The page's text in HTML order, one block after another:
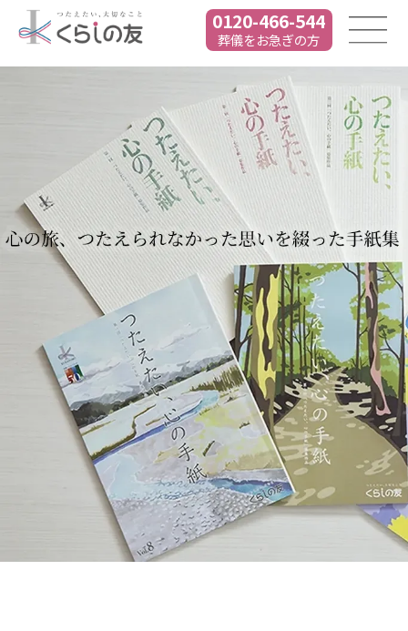
0120-466-544
葬儀をお急ぎの方